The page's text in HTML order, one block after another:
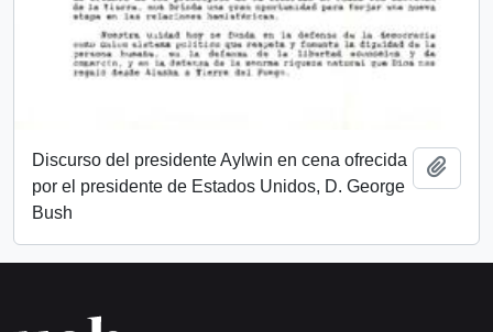
Discurso del presidente Aylwin en cena ofrecida
por el presidente de Estados Unidos, D. George
Bush